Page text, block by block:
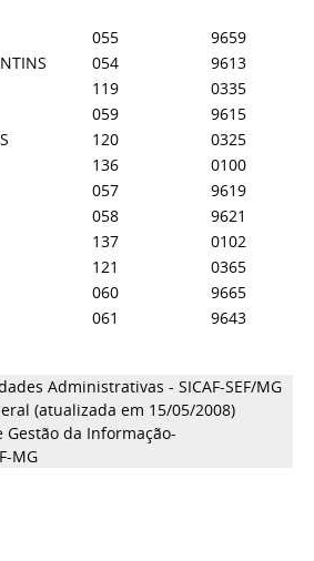
055
9659
054
9613
119
0335
059
9615
120
0325
136
0100
057
9619
058
9621
137
0102
121
0365
060
9665
061 9643
Administrativas - SICAF-SEF/MG
(atualizada em 15/05/2008)
Gestão da Informação-
MG